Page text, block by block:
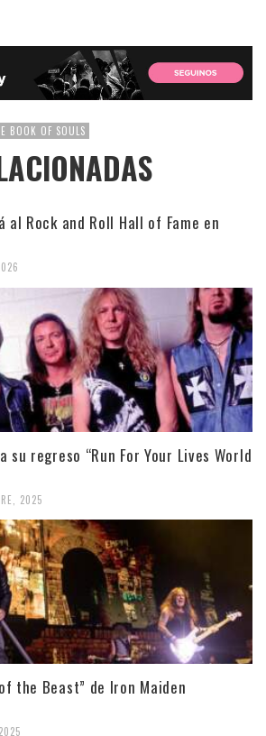
BOOK OF SOULS
Rock and Roll Hall of Fame en
su regreso “Run For Your Lives World
2025
the Beast” de Iron Maiden